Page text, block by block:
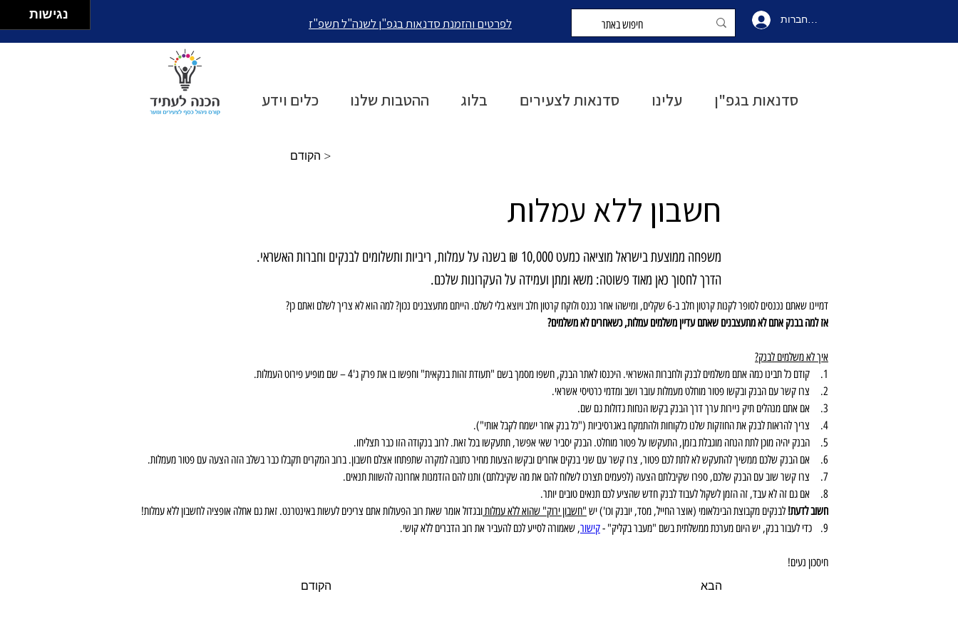
התחברו להתחברות לפרטים והזמנת סדנאות בגפ"ן לשנה"ל תשפ"ז
סדנאות בגפ"ן עלינו סדנאות לצעירים בלוג ההטבות שלנו כלים וידע
< הקודם
חשבון ללא עמלות
משפחה ממוצעת בישראל מוציאה כמעט 10,000 ₪ בשנה על עמלות, ריביות ותשלומים לבנקים וחברות האשראי.
הדרך לחסוך כאן מאוד פשוטה: משא ומתן ועמידה על העקרונות שלכם.
דמיינו שאתם נכנסים לסופר לקנות קרטון חלב ב-6 שקלים, ומישהו אחר נכנס ולוקח קרטון חלב ויוצא בלי לשלם. הייתם מתעצבנים נכון? למה הוא לא צריך לשלם ואתם כן?
אז למה בבנק אתם לא מתעצבנים שאתם עדיין משלמים עמלות, כשאחרים לא משלמים?
איך לא משלמים לבנק?
1.    קודם כל תבינו כמה אתם משלמים לבנק ולחברות האשראי. היכנסו לאתר הבנק, חשפו מסמך בשם "תעודת זהות בנקאית" וחפשו בו את פרק ג'4 – שם מופיע פירוט העמלות.
2.    צרו קשר עם הבנק ובקשו פטור מוחלט מעמלות עובר ושב ומדמי כרטיסי אשראי.
3.    אם אתם מנהלים תיק ניירות ערך דרך הבנק בקשו הנחות גדולות גם שם.
4.    צריך להראות לבנק את החוזקות שלנו כלקוחות ולהתמקח באגרסיביות ("כל בנק אחר ישמח לקבל אותי").
5.    הבנק יהיה מוכן לתת הנחה מוגבלת בזמן, התעקשו על פטור מוחלט. הבנק יסביר שאי אפשר, תתעקשו בכל זאת. לרוב בנקודה הזו כבר תצליחו.
6.    אם הבנק שלכם ממשיך להתעקש לא לתת לכם פטור, צרו קשר עם שני בנקים אחרים ובקשו הצעות מחיר כתובה למקרה שתפתחו אצלם חשבון. ברוב המקרים תקבלו כבר בשלב הזה הצעה עם פטור מעמלות.
7.    צרו קשר שוב עם הבנק שלכם, ספרו שקיבלתם הצעה (לפעמים תצרכו לשלוח להם את מה שקיבלתם) ותנו להם הזדמנות אחרונה להשוות תנאים.
8.    אם גם זה לא עבד, זה הזמן לשקול לעבוד לבנק חדש שהציע לכם תנאים טובים יותר.
חשוב לדעת! לבנקים מקבוצת הבינלאומי (אוצר החייל, מסד, יובנק וכו') יש "חשבון ירוק" שהוא ללא עמלות ובגדול אומר שאת רוב הפעולות אתם צריכים לעשות באינטרנט. זאת גם אחלה אופציה לחשבון ללא עמלות!
9.   כדי לעבור בנק, יש היום מערכת ממשלתית בשם "מעבר בקליק" -
קישור, שאמורה לסייע לכם להעביר את רוב הדברים ללא קושי.
חיסכון נעים!
הבא
הקודם
נגישות